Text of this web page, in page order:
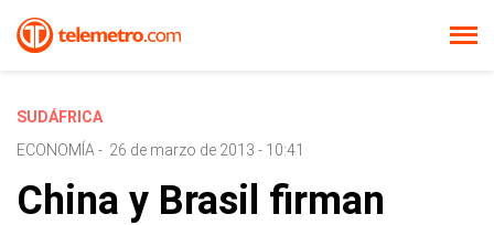
SUDÁFRICA
ECONOMÍA - 26 de marzo de 2013 - 10:41
China y Brasil firman